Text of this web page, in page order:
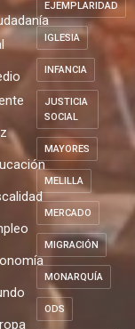
EJEMPLARIDAD
IGLESIA
INFANCIA
JUSTICIA
SOCIAL
MAYORES
MELILLA
MERCADO
MIGRACIÓN
MONARQUÍA
ODS